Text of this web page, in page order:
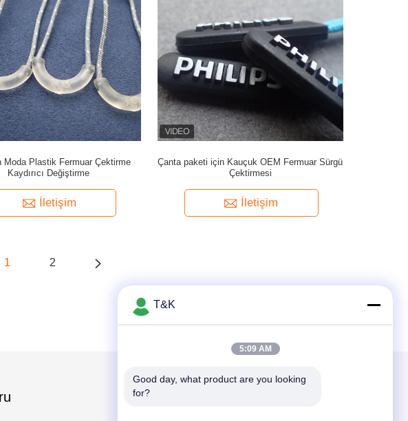
Moda Plastik Fermuar Çektirme
Kaydırıcı Değiştirme
İletişim
Çanta paketi için Kauçuk OEM Fermuar Sürgü
Çektirmesi
İletişim
1 2
Mail Gönder
T&K
5:09 AM
Good day, what product are you looking
for?